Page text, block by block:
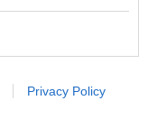
Privacy Policy